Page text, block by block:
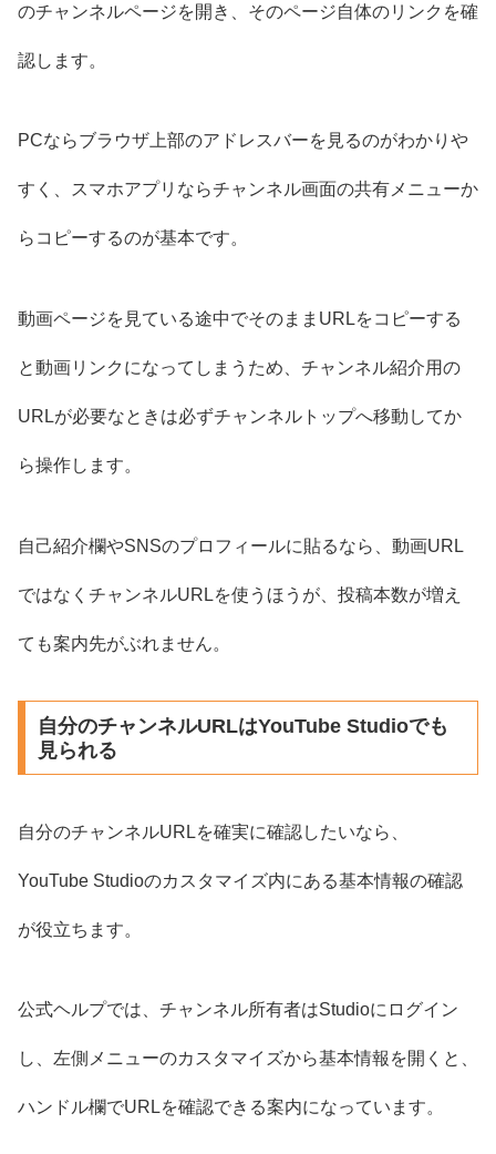
のチャンネルページを開き、そのページ自体のリンクを確
認します。
PCならブラウザ上部のアドレスバーを見るのがわかりや
すく、スマホアプリならチャンネル画面の共有メニューか
らコピーするのが基本です。
動画ページを見ている途中でそのままURLをコピーする
と動画リンクになってしまうため、チャンネル紹介用の
URLが必要なときは必ずチャンネルトップへ移動してか
ら操作します。
自己紹介欄やSNSのプロフィールに貼るなら、動画URL
ではなくチャンネルURLを使うほうが、投稿本数が増え
ても案内先がぶれません。
自分のチャンネルURLはYouTube Studioでも
見られる
自分のチャンネルURLを確実に確認したいなら、
YouTube Studioのカスタマイズ内にある基本情報の確認
が役立ちます。
公式ヘルプでは、チャンネル所有者はStudioにログイン
し、左側メニューのカスタマイズから基本情報を開くと、
ハンドル欄でURLを確認できる案内になっています。